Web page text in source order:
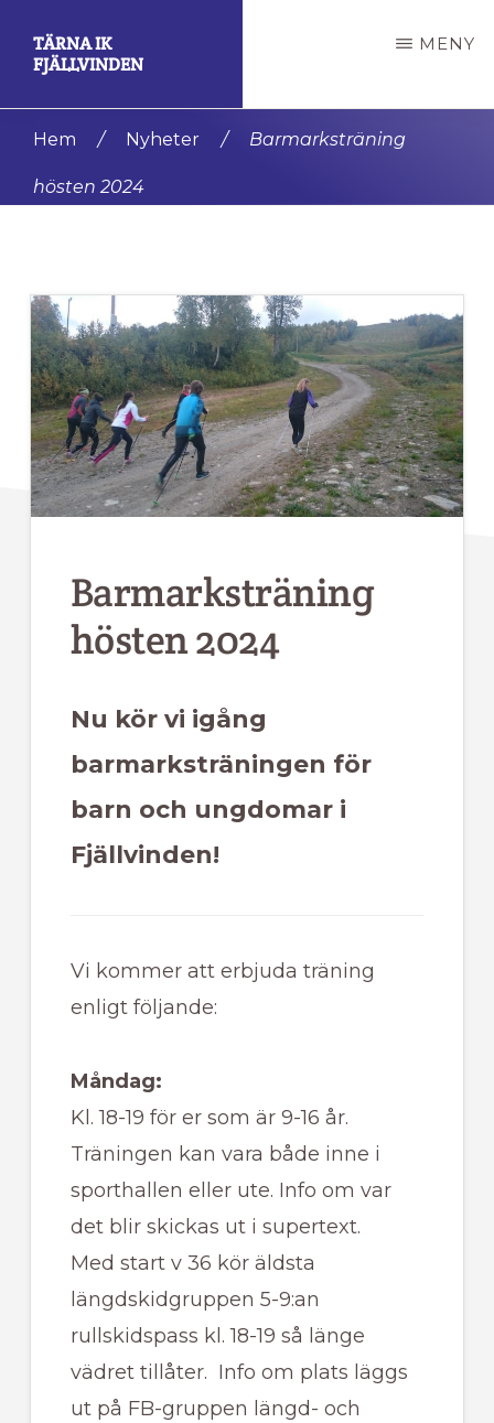
primära
TÄRNA IK
FJÄLLVINDEN
klubbarna
världen.
MENY
Hem / Nyheter / Barmarksträning
hösten 2024
Barmarksträning
hösten 2024
Nu kör vi igång
barmarksträningen för
barn och ungdomar i
Fjällvinden!
Vi kommer att erbjuda träning
enligt följande:
Måndag:
Kl. 18-19 för er som är 9-16 år.
Träningen kan vara både inne i
sporthallen eller ute. Info om var
det blir skickas ut i supertext.
Med start v 36 kör äldsta
längdskidgruppen 5-9:an
rullskidspass kl. 18-19 så länge
vädret tillåter. Info om plats läggs
ut på FB-gruppen längd- och